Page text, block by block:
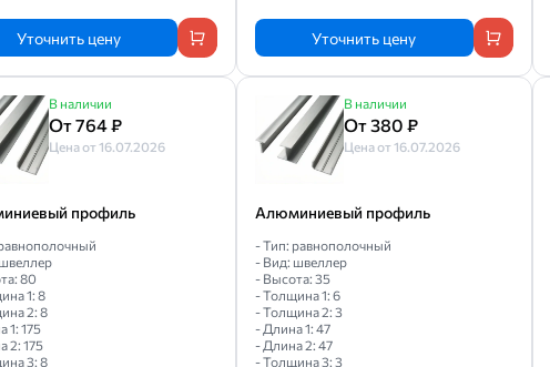
Уточнить цену Уточнить цену
В наличии
От 764 ₽
Цена от 16.07.2026
профиль
80
1: 8
2: 8
1: 175
2: 175
3: 8
В наличии
От 380 ₽
Цена от 16.07.2026
Алюминиевый профиль
- Тип: равнополочный
- Вид: швеллер
- Высота: 35
- Толщина 1: 6
- Толщина 2: 3
- Длина 1: 47
- Длина 2: 47
- Толщина 3: 3